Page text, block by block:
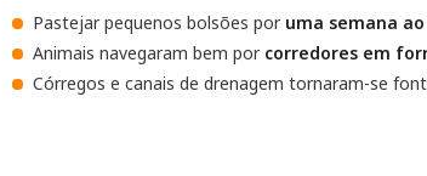
Pastejar pequenos bolsões por uma semana
Animais navegaram bem por corredores em
Córregos e canais de drenagem tornaram-se